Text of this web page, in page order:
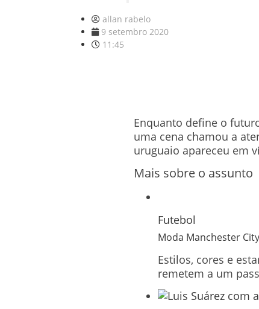
allan rabelo
9 setembro 2020
11:45
Enquanto define o
uma cena chamou a
uruguaio apareceu em
Mais sobre o assunto
Futebol
Moda Manchester
Estilos, cores e
remetem a um